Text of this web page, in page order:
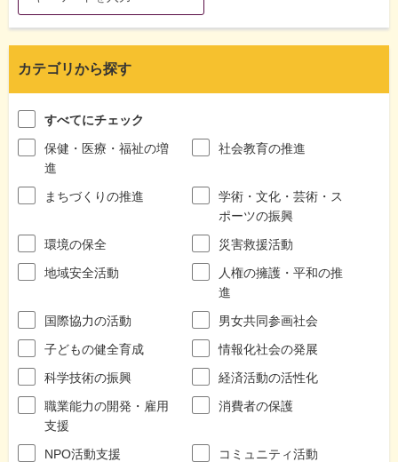
カテゴリから探す
すべてにチェック
保健・医療・福祉の増
進
社会教育の推進
まちづくりの推進
学術・文化・芸術・ス
ポーツの振興
環境の保全
災害救援活動
地域安全活動
人権の擁護・平和の推
進
国際協力の活動
男女共同参画社会
子どもの健全育成
情報化社会の発展
科学技術の振興
経済活動の活性化
職業能力の開発・雇用
支援
消費者の保護
NPO活動支援
コミュニティ活動